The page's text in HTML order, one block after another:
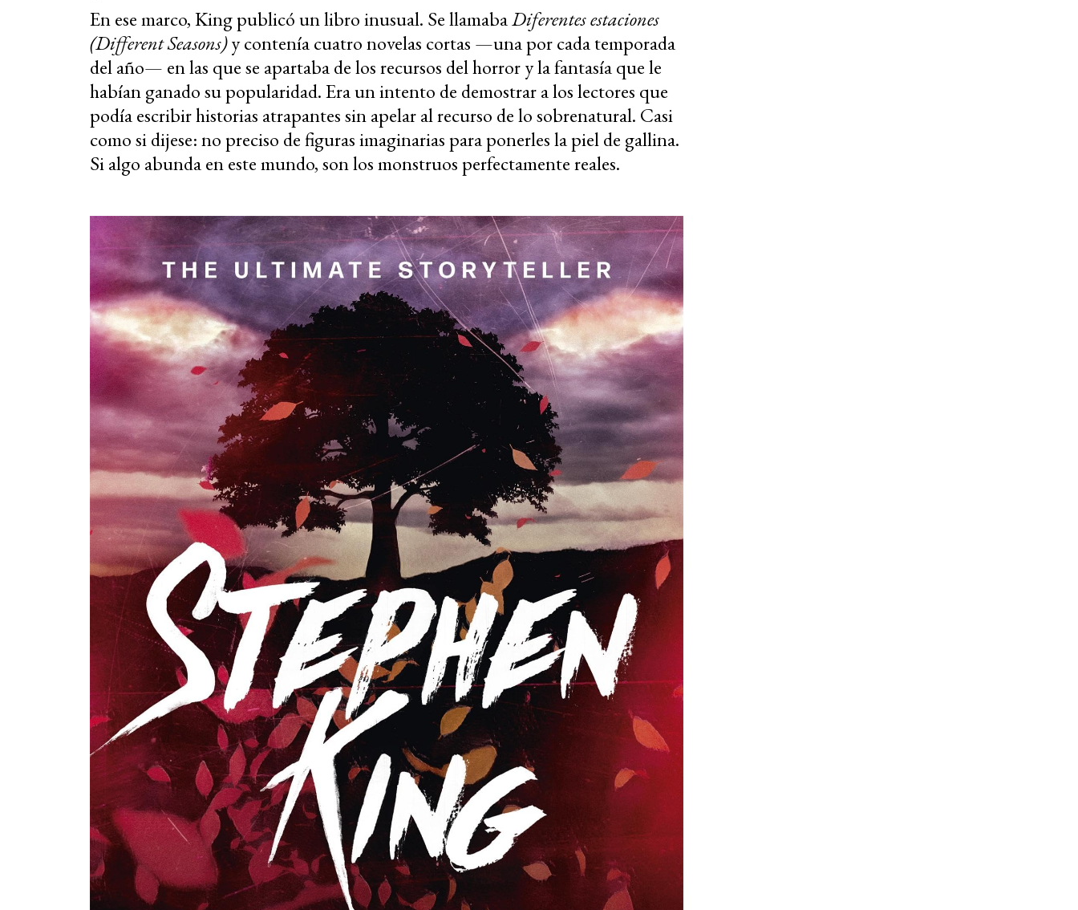
En ese marco, King publicó un libro inusual. Se llamabaDiferentes estaciones
(Different Seasons)y contenía cuatro novelas cortas —una por cada temporada
del año— en las que se apartaba de los recursos del horror y la fantasía que le
habían ganado su popularidad. Era un intento de demostrar a los lectores que
podía escribir historias atrapantes sin apelar al recurso de lo sobrenatural. Casi
como si dijese: no preciso de figuras imaginarias para ponerles la piel de gallina.
Si algo abunda en este mundo, son los monstruos perfectamente reales.